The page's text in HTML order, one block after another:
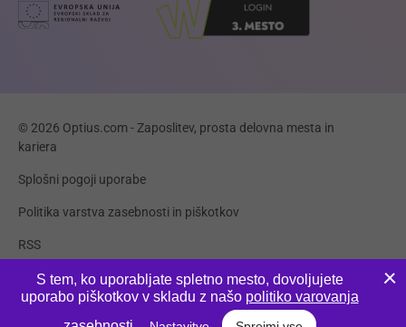
© 2026 Optius.com - Zaposlitev, prosta delovna mesta in
kariera
Splošni pogoji uporabe
Politika varstva zasebnosti in piškotkov
RSS
Piškotki
S tem, ko uporabljate spletno mesto, dovoljujete
uporabo piškotkov v skladu z našo politiko varovanja